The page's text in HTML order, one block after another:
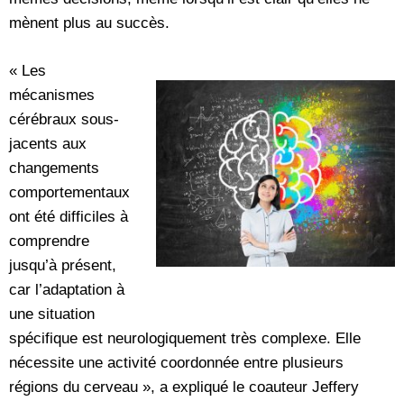
mènent plus au succès.
« Les
mécanismes
cérébraux sous-
jacents aux
changements
comportementaux
ont été difficiles à
comprendre
jusqu’à présent,
car l’adaptation à
une situation
spécifique est neurologiquement très complexe. Elle
nécessite une activité coordonnée entre plusieurs
régions du cerveau », a expliqué le coauteur Jeffery